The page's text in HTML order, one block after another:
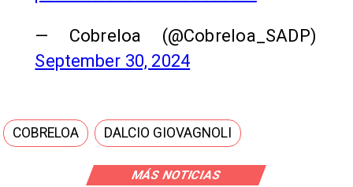
MÁS NOTICIAS
— Cobreloa (@Cobreloa_SADP)
September 30, 2024
COBRELOA DALCIO GIOVAGNOLI